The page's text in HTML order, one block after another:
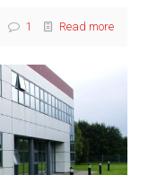
1 Read more